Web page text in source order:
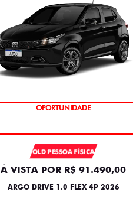
BÔNUS DE 6 MIL REAIS
OLD PESSOA FÍSICA
À VISTA POR R$ 91.490,00
ARGO DRIVE 1.0 FLEX 4P 2026